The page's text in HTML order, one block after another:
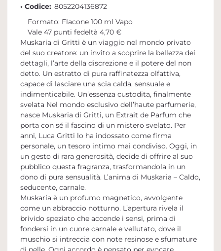
• Codice: 8052204136872
Formato: Flacone 100 ml Vapo
Vale 47 punti fedeltà 4,70 €
Muskaria di Gritti è un viaggio nel mondo privato
del suo creatore: un invito a scoprire la bellezza dei
dettagli, l’arte della discrezione e il potere del non
detto. Un estratto di pura raffinatezza olfattiva,
capace di lasciare una scia calda, sensuale e
indimenticabile. Un’essenza custodita, finalmente
svelata Nel mondo esclusivo dell’haute parfumerie,
nasce Muskaria di Gritti, un Extrait de Parfum che
porta con sé il fascino di un mistero svelato. Per
anni, Luca Gritti lo ha indossato come firma
personale, un tesoro intimo mai condiviso. Oggi, in
un gesto di rara generosità, decide di offrire al suo
pubblico questa fragranza, trasformandola in un
dono di pura sensualità. L’anima di Muskaria – Caldo,
seducente, carnale.
Muskaria è un profumo magnetico, avvolgente
come un abbraccio notturno. L’apertura rivela il
brivido speziato che accende i sensi, prima di
fondersi in un cuore carnale e vellutato, dove il
muschio si intreccia con note resinose e sfumature